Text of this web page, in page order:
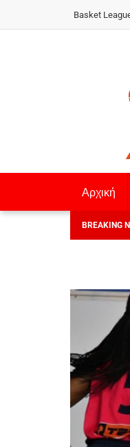
Basket
Αρχική
BREAKING